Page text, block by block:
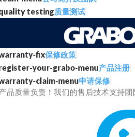
质量测试
保修政策
产品注册
申请保修
品质量负责！我们的售后技术支持团